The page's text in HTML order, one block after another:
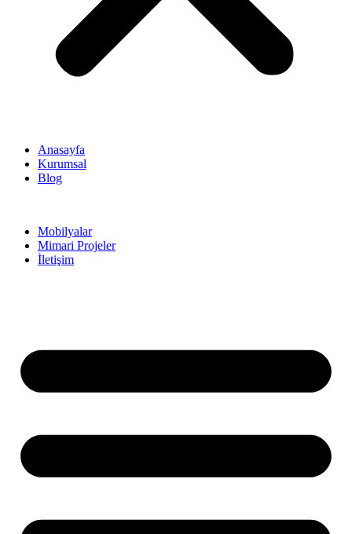
Anasayfa
Kurumsal
Blog
Mobilyalar
Mimari Projeler
İletişim